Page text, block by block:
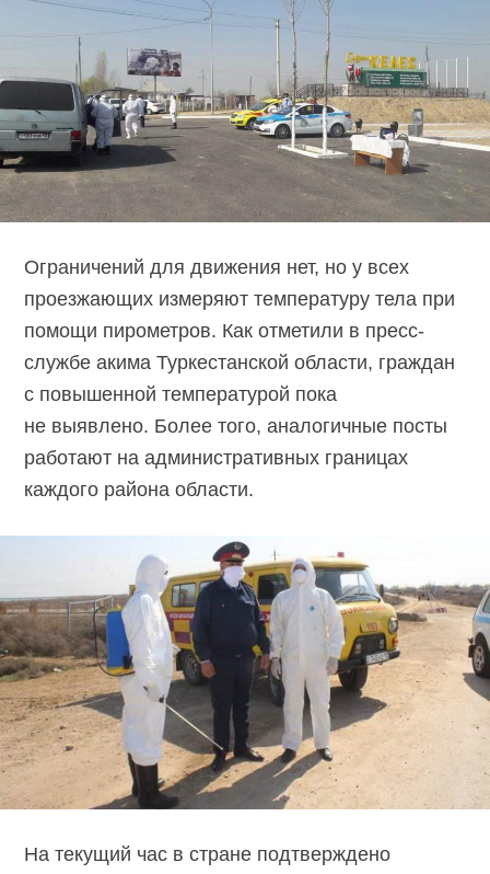
Ограничений для движения нет, но у всех
проезжающих измеряют температуру тела при
помощи пирометров. Как отметили в пресс-
службе акима Туркестанской области, граждан
с повышенной температурой пока
не выявлено. Более того, аналогичные посты
работают на административных границах
каждого района области.
На текущий час в стране подтверждено